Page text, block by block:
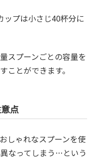
ップは小さじ40杯分に
スプーンごとの容量を
ことができます。
点
しゃれなスプーンを使
なってしまう…という